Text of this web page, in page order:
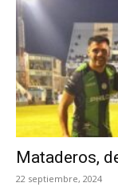
Mataderos,
22 septiembre, 2024